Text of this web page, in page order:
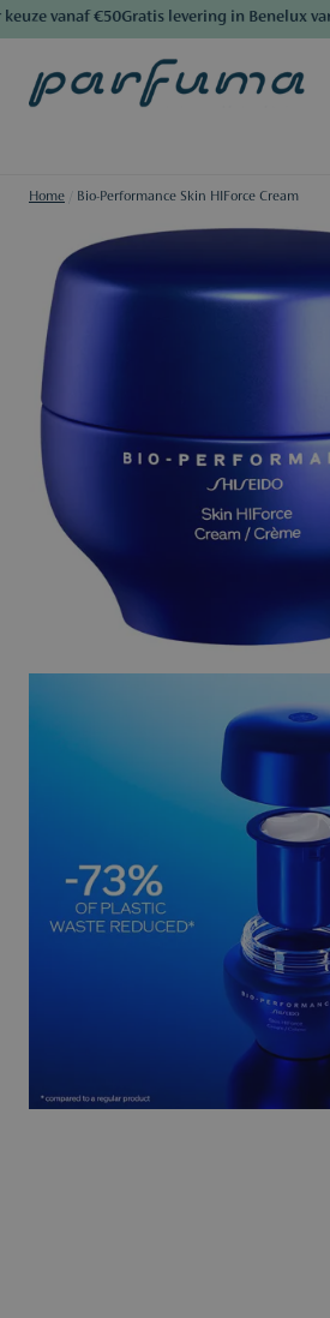
vanaf €50Gratis levering in Benelux vanaf
Home Bio-Performance Skin HIForce Cream